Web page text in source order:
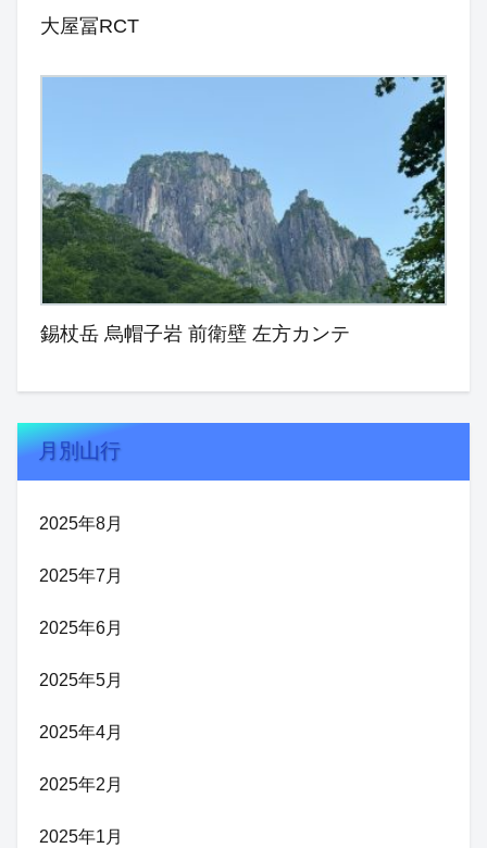
大屋冨RCT
錫杖岳 烏帽子岩 前衛壁 左方カンテ
月別山行
2025年8月
2025年7月
2025年6月
2025年5月
2025年4月
2025年2月
2025年1月